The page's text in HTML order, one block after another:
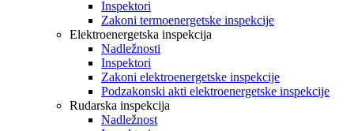
Inspektori
Zakoni termoenergetske inspekcije
Elektroenergetska inspekcija
Nadležnosti
Inspektori
Zakoni elektroenergetske inspekcije
Podzakonski akti elektroenergetske inspekcije
Rudarska inspekcija
Nadležnost